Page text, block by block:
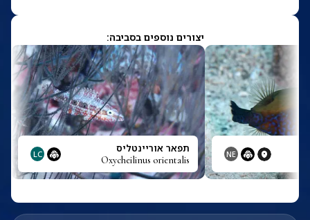
יצורים נוספים בסביבה:
NE תפאר אוריינטליס
Oxycheilinus orientalis
LC